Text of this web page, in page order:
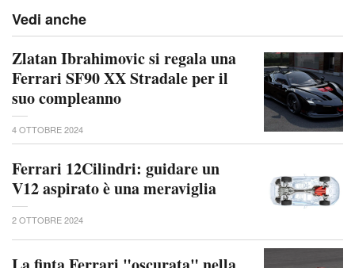
Vedi anche
Zlatan Ibrahimovic si regala una
Ferrari SF90 XX Stradale per il
suo compleanno
4 OTTOBRE 2024
Ferrari 12Cilindri: guidare un
V12 aspirato è una meraviglia
2 OTTOBRE 2024